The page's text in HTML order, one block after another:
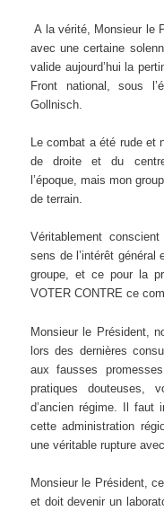
A la vérité, Monsieur le
avec une certaine
valide aujourd’hui la
Front national, sous
Gollnisch.
Le combat a été rude et
de droite et du
l’époque, mais mon
de terrain.
Véritablement
sens de l’intérêt général
groupe, et ce pour la
VOTER CONTRE ce
Monsieur le Président,
lors des dernières
aux fausses
pratiques douteuses,
d’ancien régime. Il faut
cette administration
une véritable rupture
Monsieur le Président,
et doit devenir un